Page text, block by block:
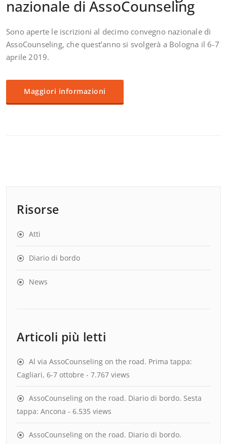
nazionale di AssoCounseling
Sono aperte le iscrizioni al decimo convegno nazionale di
AssoCounseling, che quest’anno si svolgerà a Bologna il 6-7
aprile 2019.
Maggiori informazioni
Risorse
Atti
Diario di bordo
News
Articoli più letti
Al via AssoCounseling on the road. Prima tappa:
Cagliari, 6-7 ottobre - 7.767 views
AssoCounseling on the road. Diario di bordo. Sesta
tappa: Ancona - 6.535 views
AssoCounseling on the road. Diario di bordo.